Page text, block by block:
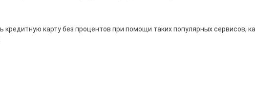
карту без процентов при помощи таких популярных сервисов,